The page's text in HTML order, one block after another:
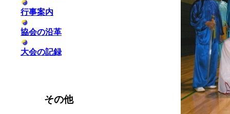
行事案内
協会の沿革
大会の記録
その他